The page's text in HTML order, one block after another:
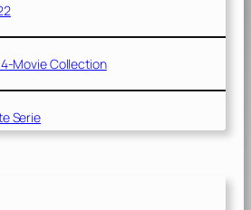
Movie Collection
Serie